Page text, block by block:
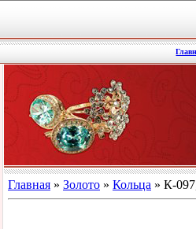
Главная » Золото » Кольца » К-